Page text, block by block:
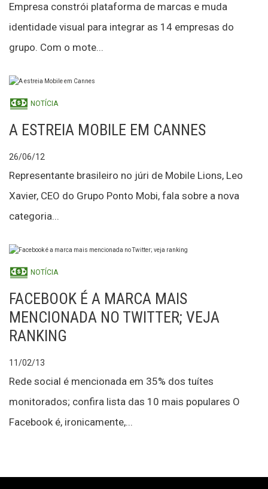
Empresa constrói plataforma de marcas e muda
identidade visual para integrar as 14 empresas do
grupo. Com o mote...
NOTÍCIA
A ESTREIA MOBILE EM CANNES
26/06/12
Representante brasileiro no júri de Mobile Lions, Leo
Xavier, CEO do Grupo Ponto Mobi, fala sobre a nova
categoria...
NOTÍCIA
FACEBOOK É A MARCA MAIS
MENCIONADA NO TWITTER; VEJA
RANKING
11/02/13
Rede social é mencionada em 35% dos tuítes
monitorados; confira lista das 10 mais populares O
Facebook é, ironicamente,...